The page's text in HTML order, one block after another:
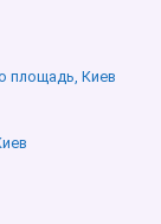
площадь, Киев